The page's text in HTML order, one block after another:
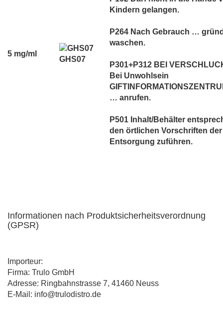
5 mg/ml
GHS07
Kindern gelangen.
P264 Nach Gebrauch …
waschen.
P301+P312 BEI
Bei Unwohlsein
… anrufen.
P501 Inhalt/Behälter
den örtlichen Vorschriften der
Entsorgung zuführen.
Informationen nach Produktsicherheitsverordnung
(GPSR)
Importeur:
Firma: Trulo GmbH
Adresse: Ringbahnstrasse 7, 41460 Neuss
E-Mail: info@trulodistro.de